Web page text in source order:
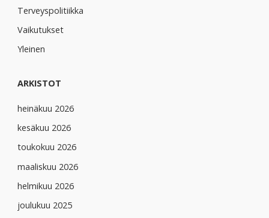
Terveyspolitiikka
Vaikutukset
Yleinen
ARKISTOT
heinäkuu 2026
kesäkuu 2026
toukokuu 2026
maaliskuu 2026
helmikuu 2026
joulukuu 2025